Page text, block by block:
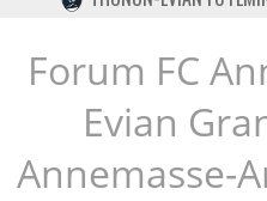
TWITTER
INSTAGRAM
Forum FC
Evian
Annemasse-